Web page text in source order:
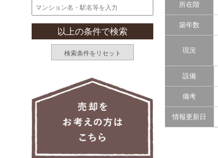
所在階
築年数
現況
設備
備考
情報更新日